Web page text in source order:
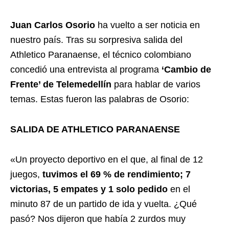
Juan Carlos Osorio ha vuelto a ser noticia en
nuestro país. Tras su sorpresiva salida del
Athletico Paranaense, el técnico colombiano
concedió una entrevista al programa ‘Cambio de
Frente’ de Telemedellín para hablar de varios
temas. Estas fueron las palabras de Osorio:
SALIDA DE ATHLETICO PARANAENSE
«Un proyecto deportivo en el que, al final de 12
juegos, tuvimos el 69 % de rendimiento; 7
victorias, 5 empates y 1 solo pedido en el
minuto 87 de un partido de ida y vuelta. ¿Qué
pasó? Nos dijeron que había 2 zurdos muy